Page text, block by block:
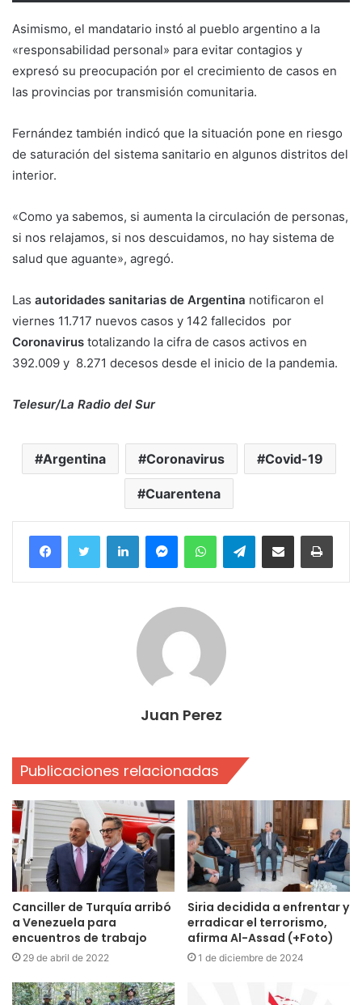
Asimismo, el mandatario instó al pueblo argentino a la
«responsabilidad personal» para evitar contagios y
expresó su preocupación por el crecimiento de casos en
las provincias por transmisión comunitaria.
Fernández también indicó que la situación pone en riesgo
de saturación del sistema sanitario en algunos distritos del
interior.
«Como ya sabemos, si aumenta la circulación de personas,
si nos relajamos, si nos descuidamos, no hay sistema de
salud que aguante», agregó.
Las autoridades sanitarias de Argentina notificaron el
viernes 11.717 nuevos casos y 142 fallecidos por
Coronavirus totalizando la cifra de casos activos en
392.009 y 8.271 decesos desde el inicio de la pandemia.
Telesur/La Radio del Sur
Argentina Coronavirus Covid-19
Cuarentena
FacebookTwitter LinkedInMessengerWhatsAppTelegramCompartir por correo electrónico
Juan Perez
Publicaciones relacionadas
Canciller de Turquía arribó
a Venezuela para
encuentros de trabajo
29 de abril de 2022
Siria decidida a enfrentar y
erradicar el terrorismo,
afirma Al-Assad (+Foto)
1 de diciembre de 2024